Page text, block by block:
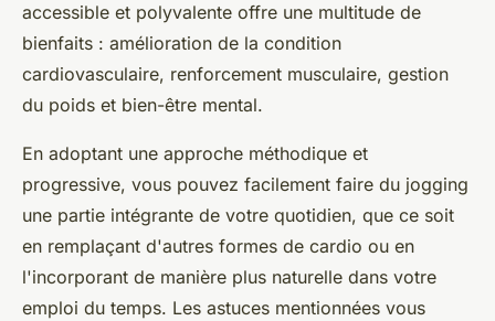
accessible et polyvalente offre une multitude de
bienfaits : amélioration de la condition
cardiovasculaire, renforcement musculaire, gestion
du poids et bien-être mental.
En adoptant une approche méthodique et
progressive, vous pouvez facilement faire du jogging
une partie intégrante de votre quotidien, que ce soit
en remplaçant d'autres formes de cardio ou en
l'incorporant de manière plus naturelle dans votre
emploi du temps. Les astuces mentionnées vous